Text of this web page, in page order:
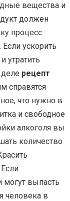
вещества и
должен
процесс
ускорить
утратить
рецепт
справятся
что нужно в
и свободное
алкоголя вы
количество
могут выпасть
человека в